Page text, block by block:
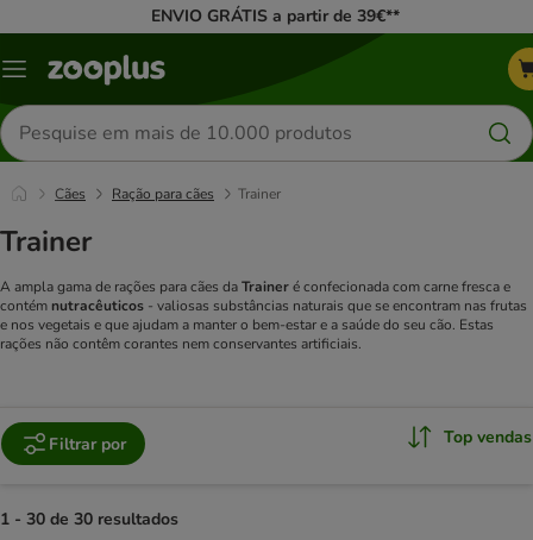
ENVIO GRÁTIS a partir de 39€**
Menu
Pesquisar
produtos
Cães Ração para cães Trainer
Trainer
A ampla gama de rações para cães daTraineré confecionada com carne fresca e
contém nutracêuticos - valiosas substâncias naturais que se encontram nas frutas
e nos vegetais e que ajudam a manter o bem-estar e a saúde do seu cão. Estas
rações não contêm corantes nem conservantes artificiais.
Filtrar por Top vendas
1 - 30 de 30 resultados